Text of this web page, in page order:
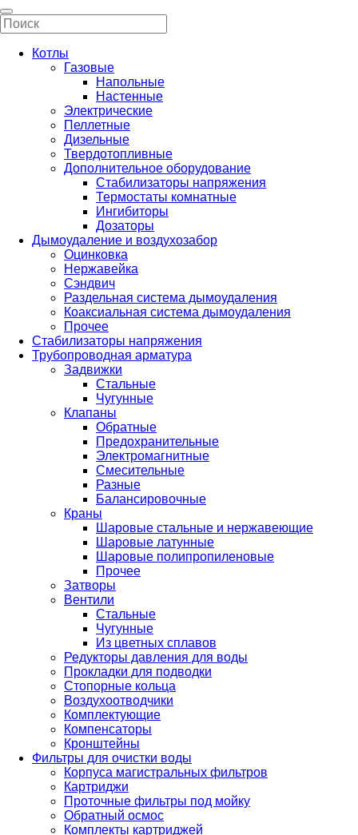
Котлы
Газовые
Напольные
Настенные
Электрические
Пеллетные
Дизельные
Твердотопливные
Дополнительное оборудование
Стабилизаторы напряжения
Термостаты комнатные
Ингибиторы
Дозаторы
Дымоудаление и воздухозабор
Оцинковка
Нержавейка
Сэндвич
Раздельная система дымоудаления
Коаксиальная система дымоудаления
Прочее
Стабилизаторы напряжения
Трубопроводная арматура
Задвижки
Стальные
Чугунные
Клапаны
Обратные
Предохранительные
Электромагнитные
Смесительные
Разные
Балансировочные
Краны
Шаровые стальные и нержавеющие
Шаровые латунные
Шаровые полипропиленовые
Прочее
Затворы
Вентили
Стальные
Чугунные
Из цветных сплавов
Редукторы давления для воды
Прокладки для подводки
Стопорные кольца
Воздухоотводчики
Комплектующие
Компенсаторы
Кронштейны
Фильтры для очистки воды
Корпуса магистральных фильтров
Картриджи
Проточные фильтры под мойку
Обратный осмос
Комплекты картриджей